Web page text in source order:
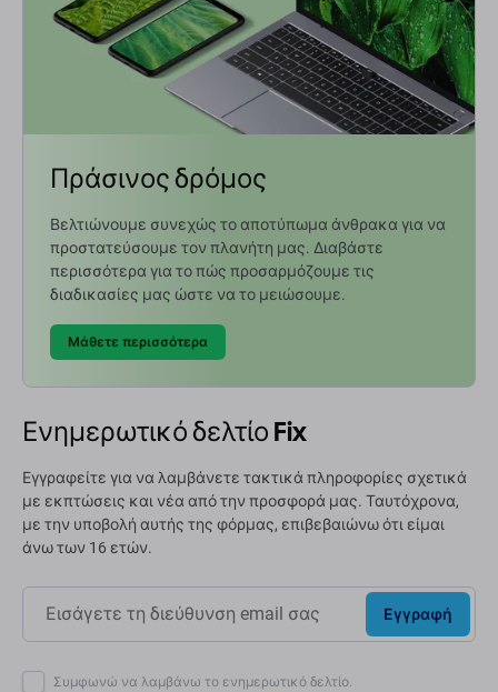
Πράσινος δρόμος
Βελτιώνουμε συνεχώς το αποτύπωμα άνθρακα για να
προστατεύσουμε τον πλανήτη μας. Διαβάστε
περισσότερα για το πώς προσαρμόζουμε τις
διαδικασίες μας ώστε να το μειώσουμε.
Μάθετε περισσότερα
Ενημερωτικό δελτίο Fix
Εγγραφείτε για να λαμβάνετε τακτικά πληροφορίες σχετικά
με εκπτώσεις και νέα από την προσφορά μας. Ταυτόχρονα,
με την υποβολή αυτής της φόρμας, επιβεβαιώνω ότι είμαι
άνω των 16 ετών.
Εγγραφή
Συμφωνώ να λαμβάνω το ενημερωτικό δελτίο.